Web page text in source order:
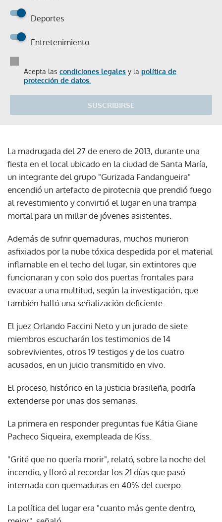
Deportes
Entretenimiento
Acepta las condiciones legales y la política de
protección de datos.
SUSCRIBIRSE
La madrugada del 27 de enero de 2013, durante una
fiesta en el local ubicado en la ciudad de Santa María,
un integrante del grupo "Gurizada Fandangueira"
encendió un artefacto de pirotecnia que prendió fuego
al revestimiento y convirtió el lugar en una trampa
mortal para un millar de jóvenes asistentes.
Además de sufrir quemaduras, muchos murieron
asfixiados por la nube tóxica despedida por el material
inflamable en el techo del lugar, sin extintores que
funcionaran y con solo dos puertas frontales para
evacuar a una multitud, según la investigación, que
también halló una señalización deficiente.
El juez Orlando Faccini Neto y un jurado de siete
miembros escucharán los testimonios de 14
sobrevivientes, otros 19 testigos y de los cuatro
acusados, en un juicio transmitido en vivo.
El proceso, histórico en la justicia brasileña, podría
extenderse por unas dos semanas.
La primera en responder preguntas fue Kátia Giane
Pacheco Siqueira, exempleada de Kiss.
"Grité que no quería morir", relató, sobre la noche del
incendio, y lloró al recordar los 21 días que pasó
internada con quemaduras en 40% del cuerpo.
La política del lugar era "cuanto más gente dentro,